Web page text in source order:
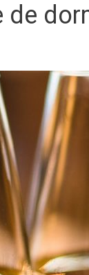
de